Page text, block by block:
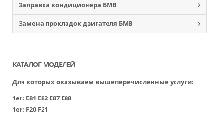
Заправка кондиционера БМВ
Замена прокладок двигателя БМВ
КАТАЛОГ МОДЕЛЕЙ
Для которых оказываем вышеперечисленные услуги:
1er: Е81 Е82 Е87 Е88
1er: F20 F21